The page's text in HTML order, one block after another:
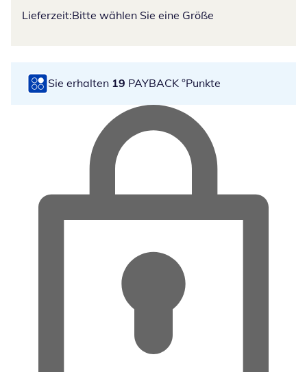
Lieferzeit:Bitte wählen Sie eine Größe
Sie erhalten 19 PAYBACK °Punkte